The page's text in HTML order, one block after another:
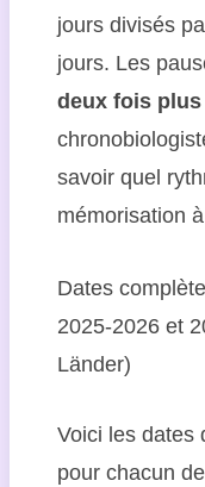
jours divisés
jours. Les
deux fois
savoir quel
mémorisation
Dates
2025-2026 et
Länder)
Voici les dates
pour chacun